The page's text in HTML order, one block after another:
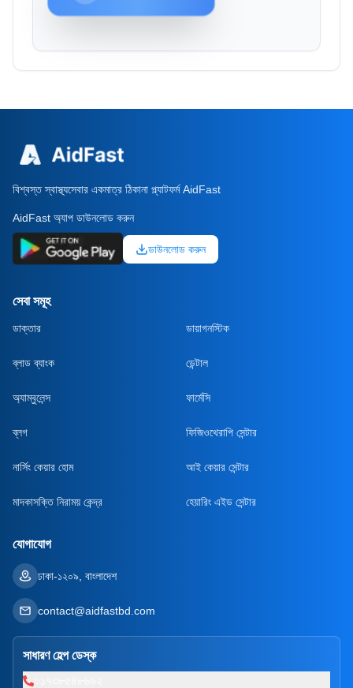
বিশ্বস্ত স্বাস্থ্যসেবার একমাত্র ঠিকানা প্ল্যাটফর্ম AidFast
AidFast অ্যাপ ডাউনলোড করুন
ডাউনলোড করুন
সেবা সমূহ
ডাক্তার ডায়াগনস্টিক
ব্লাড ব্যাংক ডেন্টাল
অ্যাম্বুলেন্স ফার্মেসি
ব্লগ ফিজিওথেরাপি সেন্টার
নার্সিং কেয়ার হোম আই কেয়ার সেন্টার
মাদকাসক্তি নিরাময় কেন্দ্র হেয়ারিং এইড সেন্টার
যোগাযোগ
ঢাকা-১২০৯, বাংলাদেশ
contact@aidfastbd.com
সাধারণ হেল্প ডেস্ক